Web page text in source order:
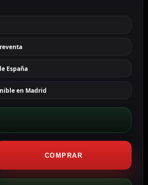
España
en Madrid
COMPRAR